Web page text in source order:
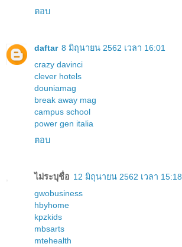
ตอบ
daftar 8 มิถุนายน 2562 เวลา 16:01
crazy davinci
clever hotels
douniamag
break away mag
campus school
power gen italia
ตอบ
ไม่ระบุชื่อ 12 มิถุนายน 2562 เวลา 15:18
gwobusiness
hbyhome
kpzkids
mbsarts
mtehealth